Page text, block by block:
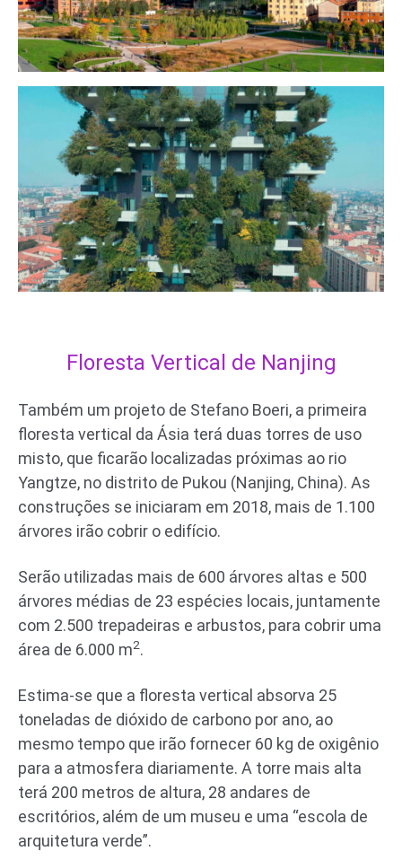
Floresta Vertical de Nanjing
Também um projeto de Stefano Boeri, a primeira
floresta vertical da Ásia terá duas torres de uso
misto, que ficarão localizadas próximas ao rio
Yangtze, no distrito de Pukou (Nanjing, China). As
construções se iniciaram em 2018, mais de 1.100
árvores irão cobrir o edifício.
Serão utilizadas mais de 600 árvores altas e 500
árvores médias de 23 espécies locais, juntamente
com 2.500 trepadeiras e arbustos, para cobrir uma
área de 6.000 m2.
Estima-se que a floresta vertical absorva 25
toneladas de dióxido de carbono por ano, ao
mesmo tempo que irão fornecer 60 kg de oxigênio
para a atmosfera diariamente. A torre mais alta
terá 200 metros de altura, 28 andares de
escritórios, além de um museu e uma “escola de
arquitetura verde”.